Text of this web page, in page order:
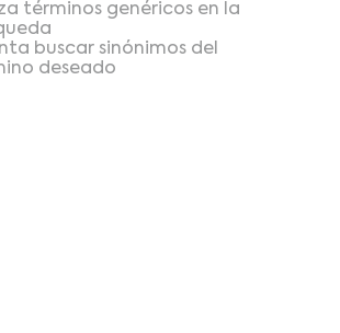
términos genéricos en la
buscar sinónimos del
deseado